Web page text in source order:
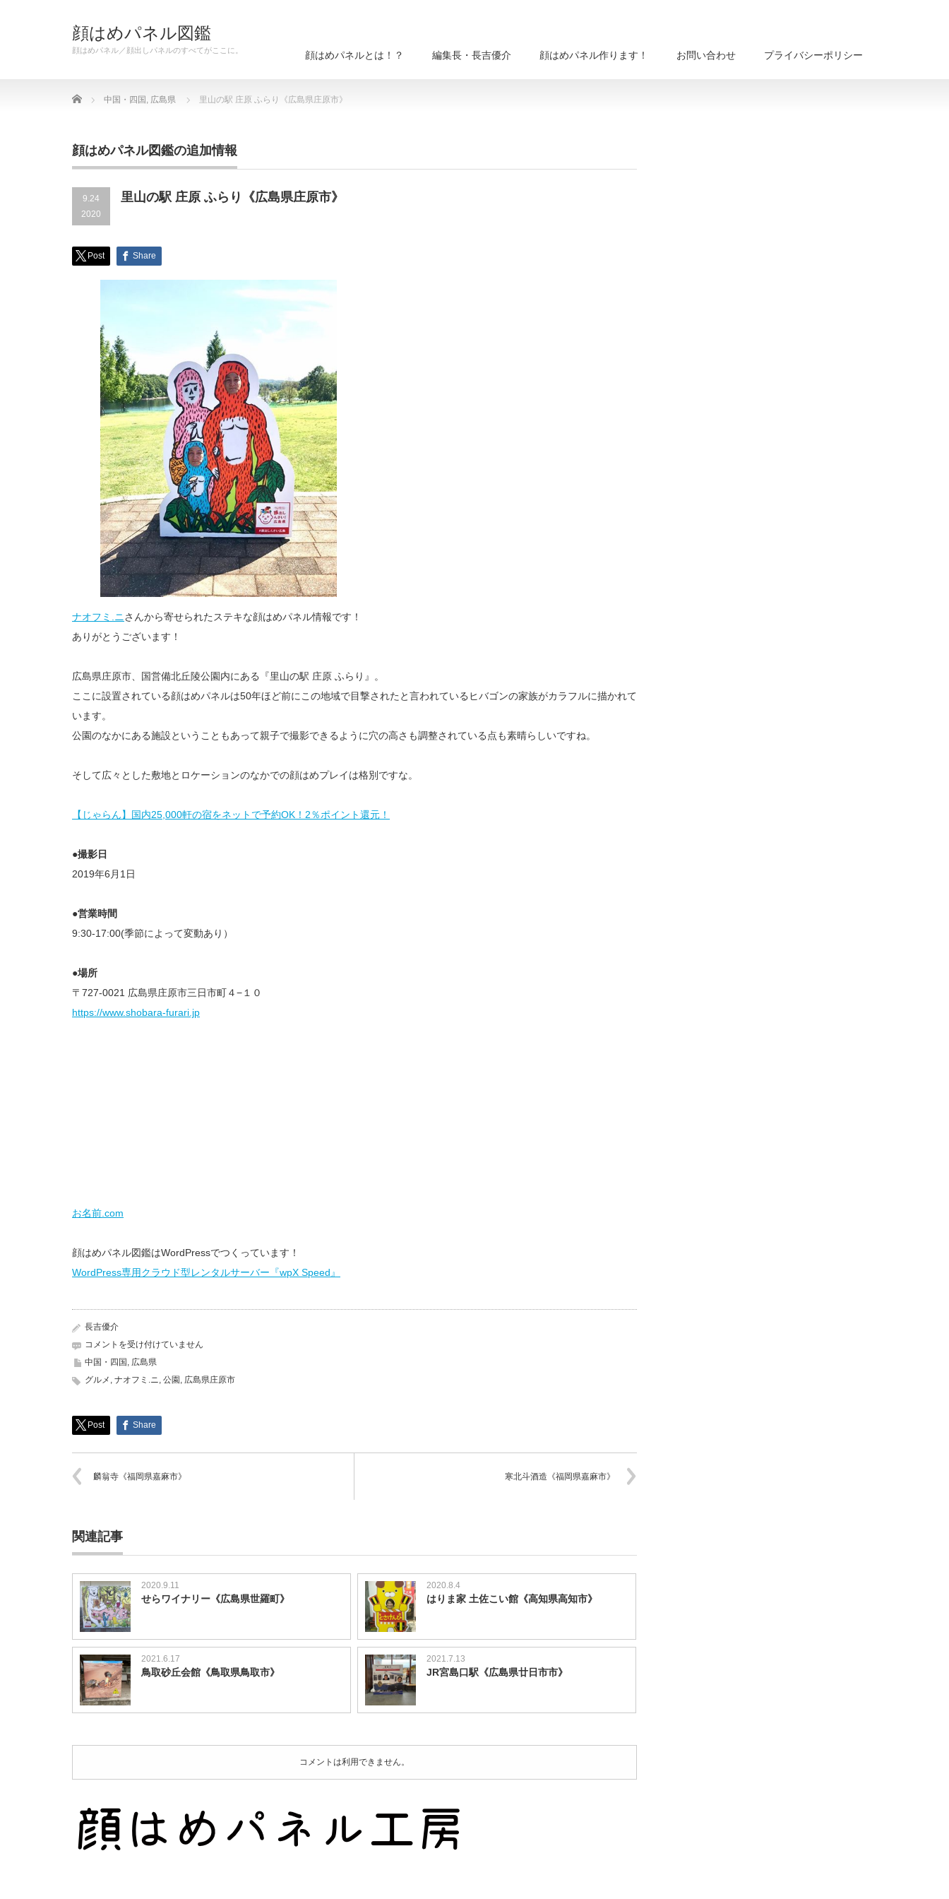
顔はめパネル図鑑
顔はめパネル／顔出しパネルのすべてがここに。 顔はめパネルとは！？ 編集長・長吉優介 顔はめパネル作ります！ お問い合わせ プライバシーポリシー
Home 中国・四国 , 広島県 里山の駅 庄原 ふらり《広島県庄原市》
顔はめパネル図鑑の追加情報
9.24
2020
里山の駅 庄原 ふらり《広島県庄原市》
Post Share
ナオフミ.ニさんから寄せられたステキな顔はめパネル情報です！
ありがとうございます！
広島県庄原市、国営備北丘陵公園内にある『里山の駅 庄原 ふらり』。
ここに設置されている顔はめパネルは50年ほど前にこの地域で目撃されたと言われているヒバゴンの家族がカラフルに描かれて
います。
公園のなかにある施設ということもあって親子で撮影できるように穴の高さも調整されている点も素晴らしいですね。
そして広々とした敷地とロケーションのなかでの顔はめプレイは格別ですな。
【じゃらん】国内25,000軒の宿をネットで予約OK！2％ポイント還元！
●撮影日
2019年6月1日
●営業時間
9:30-17:00(季節によって変動あり）
●場所
〒727-0021 広島県庄原市三日市町４−１０
https://www.shobara-furari.jp
お名前.com
顔はめパネル図鑑はWordPressでつくっています！
WordPress専用クラウド型レンタルサーバー『wpX Speed』
長吉優介
里
山
駅
ふ
ら
り
市》
は
コメントを受け付けていません
中国・四国 広島県
グルメ ナオフミ.ニ 公園 広島県庄原市
Post Share
麟翁寺《福岡県嘉麻市》 寒北斗酒造《福岡県嘉麻市》
関連記事
2020.9.11
せらワイナリー《広島県世羅町》
2020.8.4
はりま家 土佐こい館《高知県高知市》
2021.6.17
鳥取砂丘会館《鳥取県鳥取市》
2021.7.13
JR宮島口駅《広島県廿日市市》
コメントは利用できません。